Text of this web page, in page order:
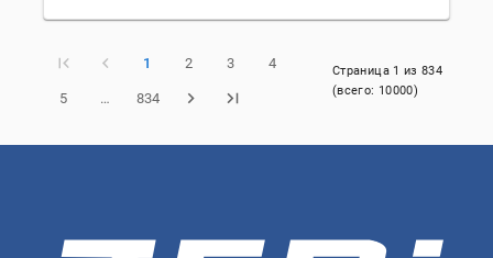
1 2 3 4
5 … 834
Страница 1 из834
(всего: 10000)